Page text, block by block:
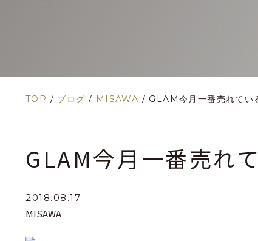
TOP / ブログ / MISAWA / GLAM今月一番売れてい
GLAM今月一番売れ
2018.08.17
MISAWA